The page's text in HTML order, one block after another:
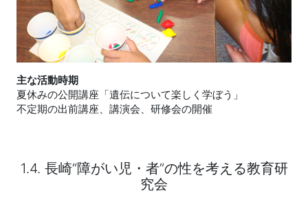
主な活動時期
夏休みの公開講座「遺伝について楽しく学ぼう」
不定期の出前講座、講演会、研修会の開催
1.4. 長崎“障がい児・者”の性を考える教育研
究会